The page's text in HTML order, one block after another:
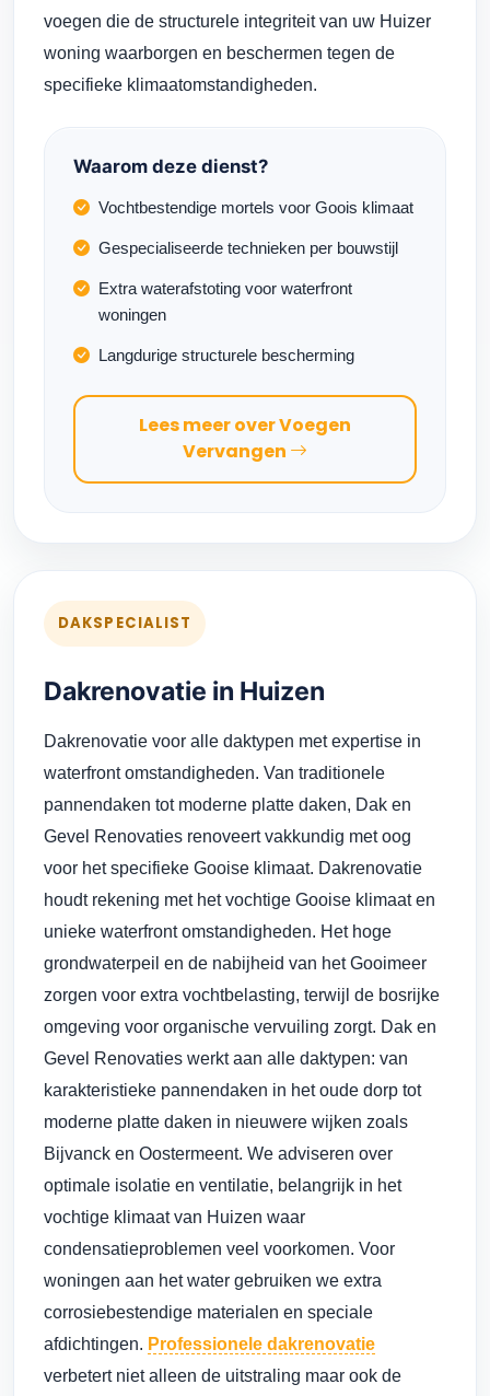
voegen die de structurele integriteit van uw Huizer
woning waarborgen en beschermen tegen de
specifieke klimaatomstandigheden.
Waarom deze dienst?
Vochtbestendige mortels voor Goois klimaat
Gespecialiseerde technieken per bouwstijl
Extra waterafstoting voor waterfront
woningen
Langdurige structurele bescherming
Lees meer over Voegen
Vervangen
DAKSPECIALIST
Dakrenovatie in Huizen
Dakrenovatie voor alle daktypen met expertise in
waterfront omstandigheden. Van traditionele
pannendaken tot moderne platte daken, Dak en
Gevel Renovaties renoveert vakkundig met oog
voor het specifieke Gooise klimaat. Dakrenovatie
houdt rekening met het vochtige Gooise klimaat en
unieke waterfront omstandigheden. Het hoge
grondwaterpeil en de nabijheid van het Gooimeer
zorgen voor extra vochtbelasting, terwijl de bosrijke
omgeving voor organische vervuiling zorgt. Dak en
Gevel Renovaties werkt aan alle daktypen: van
karakteristieke pannendaken in het oude dorp tot
moderne platte daken in nieuwere wijken zoals
Bijvanck en Oostermeent. We adviseren over
optimale isolatie en ventilatie, belangrijk in het
vochtige klimaat van Huizen waar
condensatieproblemen veel voorkomen. Voor
woningen aan het water gebruiken we extra
corrosiebestendige materialen en speciale
afdichtingen. Professionele dakrenovatie
verbetert niet alleen de uitstraling maar ook de